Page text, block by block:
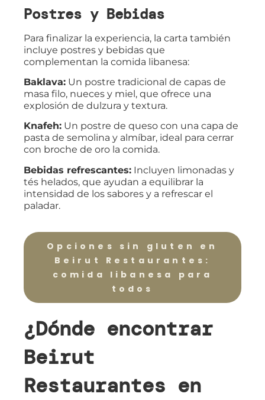
Postres y Bebidas
Para finalizar la experiencia, la carta también
incluye postres y bebidas que
complementan la comida libanesa:
Baklava: Un postre tradicional de capas de
masa filo, nueces y miel, que ofrece una
explosión de dulzura y textura.
Knafeh: Un postre de queso con una capa de
pasta de semolina y almíbar, ideal para cerrar
con broche de oro la comida.
Bebidas refrescantes: Incluyen limonadas y
tés helados, que ayudan a equilibrar la
intensidad de los sabores y a refrescar el
paladar.
Opciones sin gluten en
Beirut Restaurantes:
comida libanesa para
todos
¿Dónde encontrar
Beirut
Restaurantes en